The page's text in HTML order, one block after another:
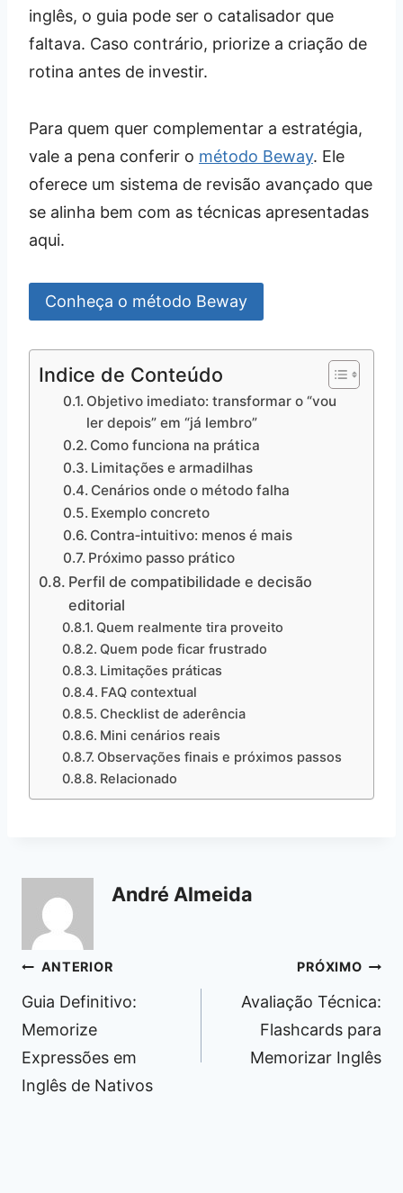
inglês, o guia pode ser o catalisador que
faltava. Caso contrário, priorize a criação de
rotina antes de investir.
Para quem quer complementar a estratégia,
vale a pena conferir o método Beway. Ele
oferece um sistema de revisão avançado que
se alinha bem com as técnicas apresentadas
aqui.
Conheça o método Beway
Indice de Conteúdo
Objetivo imediato: transformar o “vou
ler depois” em “já lembro”
Como funciona na prática
Limitações e armadilhas
Cenários onde o método falha
Exemplo concreto
Contra‑intuitivo: menos é mais
Próximo passo prático
Perfil de compatibilidade e decisão
editorial
Quem realmente tira proveito
Quem pode ficar frustrado
Limitações práticas
FAQ contextual
Checklist de aderência
Mini cenários reais
Observações finais e próximos passos
Relacionado
André Almeida
Navegação
de
Post
ANTERIOR
Guia Definitivo:
Memorize
Expressões em
Inglês de Nativos
PRÓXIMO
Avaliação Técnica:
Flashcards para
Memorizar Inglês